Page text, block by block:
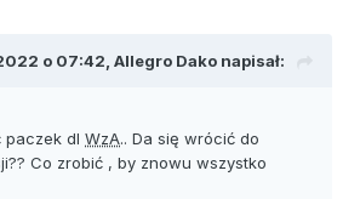
o 07:42, Allegro Dako napisał:
paczek dl WzA.. Da się wrócić do
Co zrobić , by znowu wszystko